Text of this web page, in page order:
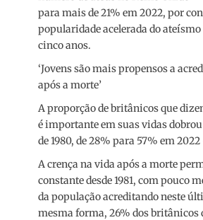
para mais de 21% em 2022, por
popularidade acelerada do
cinco anos.
‘Jovens são mais propensos a
após a morte’
A proporção de britânicos que
é importante em suas vidas dobrou
de 1980, de 28% para 57% em
A crença na vida após a morte
constante desde 1981, com pouco
da população acreditando neste
mesma forma, 26% dos britânicos